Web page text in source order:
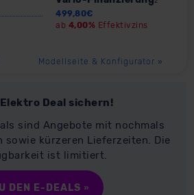
anfordern.
499,80€
ab 4,00% Effektivzins
Modellseite & Konfigurator »
Deal sichern!
sind Angebote mit nochmals
sowie kürzeren Lieferzeiten. Die
ist limitiert.
DEN E-DEALS »